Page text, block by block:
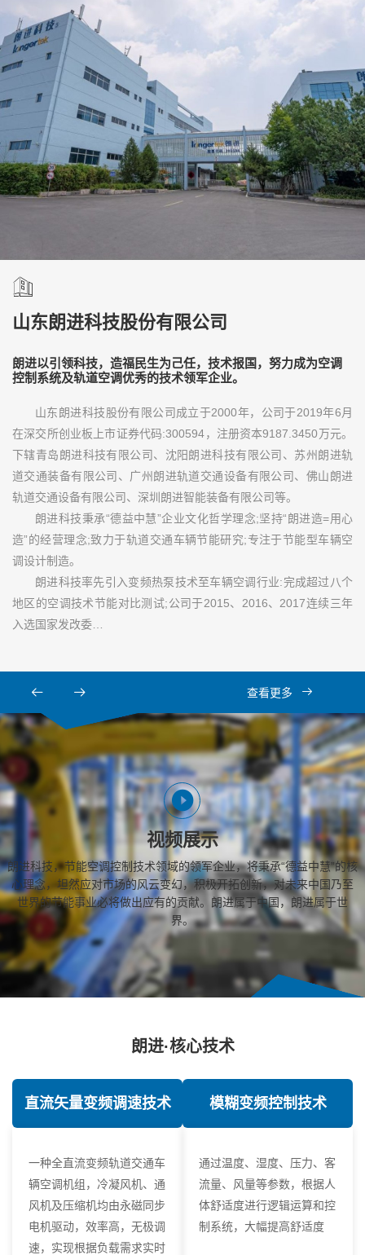
山东朗进科技股份有限公司
朗进以引领科技，造福民生为己任，技术报国，努力成为空调
控制系统及轨道空调优秀的技术领军企业。
山东朗进科技股份有限公司成立于2000年，公司于2019年6月
在深交所创业板上市证券代码:300594，注册资本9187.3450万元。
下辖青岛朗进科技有限公司、沈阳朗进科技有限公司、苏州朗进轨
道交通装备有限公司、广州朗进轨道交通设备有限公司、佛山朗进
轨道交通设备有限公司、深圳朗进智能装备有限公司等。
朗进科技秉承“德益中慧”企业文化哲学理念;坚持“朗进造=用心
造”的经营理念;致力于轨道交通车辆节能研究;专注于节能型车辆空
调设计制造。
朗进科技率先引入变频热泵技术至车辆空调行业:完成超过八个
地区的空调技术节能对比测试;公司于2015、2016、2017连续三年
入选国家发改委…
查看更多
视频展示
朗进科技，节能空调控制技术领域的领军企业，将秉承“德益中慧”的核
心理念，坦然应对市场的风云变幻，积极开拓创新，对未来中国乃至
世界的节能事业必将做出应有的贡献。朗进属于中国，朗进属于世
界。
朗进·核心技术
直流矢量变频调速技术
一种全直流变频轨道交通车
辆空调机组，冷凝风机、通
风机及压缩机均由永磁同步
电机驱动，效率高，无极调
速，实现根据负载需求实时
模糊变频控制技术
通过温度、湿度、压力、客
流量、风量等参数，根据人
体舒适度进行逻辑运算和控
制系统，大幅提高舒适度